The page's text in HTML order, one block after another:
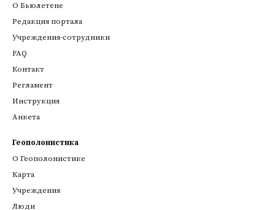
О Бьюлетене
Редакция портала
Учреждения-сотрудники
FAQ
Контакт
Регламент
Инструкция
Анкета
Геополонистика
О Геополонистике
Kарта
Учреждения
Люди